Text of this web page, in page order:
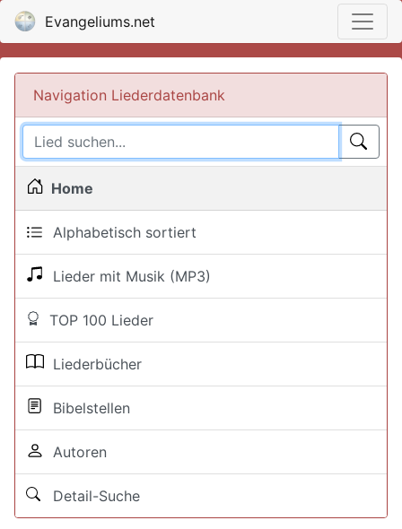
Evangeliums.net
Navigation Liederdatenbank
Home
Alphabetisch sortiert
Lieder mit Musik (MP3)
TOP 100 Lieder
Liederbücher
Bibelstellen
Autoren
Detail-Suche